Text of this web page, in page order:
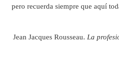
pero recuerda siempre que aquí
Jean Jacques Rousseau. La